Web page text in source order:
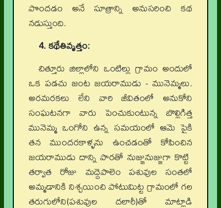
పొందడం అనే సూత్రాన్ని అనుసరించి కథ
నడుస్తుంది.
4. కథేతివృత్తం:
చిత్తూరు జిల్లాలోని ఒంటిల్లు గ్రామం అందులో
ఒక పడచు జంట జయరాముడు - మునెమ్మలు.
అరమరకలు లేని వారి జీవితంలో అనుకోని
సంఘటనగా వారు పెంచుకుంటున్న బొల్లిగిత్త
మునెమ్మ ఒంగోని ఉన్న సమయంలో ఆమె పైకి
తన ముందరకాళ్ళను ఉంచడంతో కోపించిన
జయరాముడు దాన్ని పారతో నుజ్జునుజ్జుగా కొట్టి
తర్వాత రోజు మద్దెపాలెం పశువుల సంతలో
అమ్మడానికి నిశ్చయించి పోటుమిట్ట గ్రామంలో గల
తరుగులోని(పశువుల దలారీ)తో మాట్లాడి